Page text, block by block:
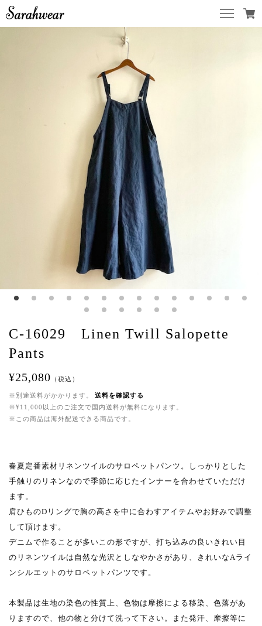
C-16029 Linen Twill Salopette
Pants
¥25,080 （税込）
※別途送料がかかります。
送料を確認する
※¥11,000以上のご注文で国内送料が無料になります。
※この商品は海外配送できる商品です。
春夏定番素材リネンツイルのサロペットパンツ。しっかりとした
手触りのリネンなので季節に応じたインナーを合わせていただけ
ます。
肩ひものDリングで胸の高さを中に合わすアイテムやお好みで調整
して頂けます。
デニムで作ることが多いこの形ですが、打ち込みの良いきれい目
のリネンツイルは自然な光沢としなやかさがあり、きれいなAライ
ンシルエットのサロペットパンツです。
本製品は生地の染色の性質上、色物は摩擦による移染、色落があ
りますので、他の物と分けて洗って下さい。また発汗、摩擦等に